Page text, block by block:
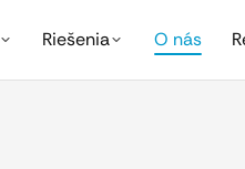
Riešenia O nás